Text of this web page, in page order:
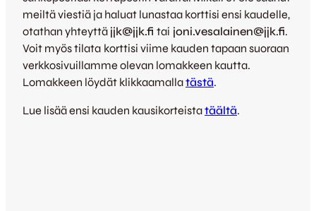
meiltä viestiä ja haluat lunastaa korttisi ensi kaudelle,
otathan yhteyttä jjk@jjk.fi tai joni.vesalainen@jjk.fi.
Voit myös tilata korttisi viime kauden tapaan suoraan
verkkosivuillamme olevan lomakkeen kautta.
Lomakkeen löydät klikkaamallatästä.
Lue lisää ensi kauden kausikorteistatäältä.